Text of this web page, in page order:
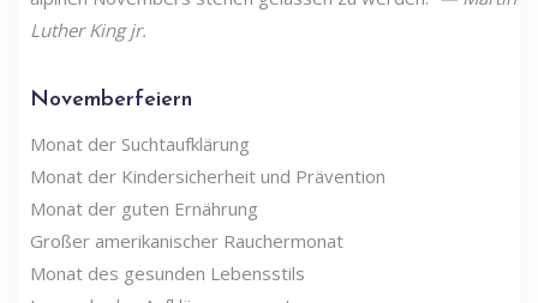
Luther King jr.
Novemberfeiern
Monat der Suchtaufklärung
Monat der Kindersicherheit und Prävention
Monat der guten Ernährung
Großer amerikanischer Rauchermonat
Monat des gesunden Lebensstils